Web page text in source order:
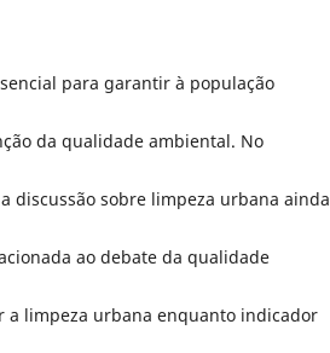
para garantir à população
da qualidade ambiental. No
discussão sobre limpeza urbana ainda
ao debate da qualidade
a limpeza urbana enquanto indicador